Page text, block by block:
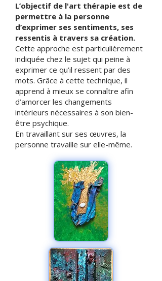
L’objectif de l'art thérapie est de
permettre à la personne
d’exprimer ses sentiments, ses
ressentis à travers sa création.
Cette approche est particulièrement
indiquée chez le sujet qui peine à
exprimer ce qu’il ressent par des
mots. Grâce à cette technique, il
apprend à mieux se connaître afin
d’amorcer les changements
intérieurs nécessaires à son bien-
être psychique.
En travaillant sur ses œuvres, la
personne travaille sur elle-même.